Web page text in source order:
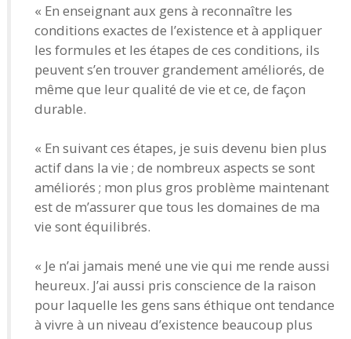
« En enseignant aux gens à reconnaître les
conditions exactes de l’existence et à appliquer
les formules et les étapes de ces conditions, ils
peuvent s’en trouver grandement améliorés, de
même que leur qualité de vie et ce, de façon
durable.
« En suivant ces étapes, je suis devenu bien plus
actif dans la vie ; de nombreux aspects se sont
améliorés ; mon plus gros problème maintenant
est de m’assurer que tous les domaines de ma
vie sont équilibrés.
« Je n’ai jamais mené une vie qui me rende aussi
heureux. J’ai aussi pris conscience de la raison
pour laquelle les gens sans éthique ont tendance
à vivre à un niveau d’existence beaucoup plus